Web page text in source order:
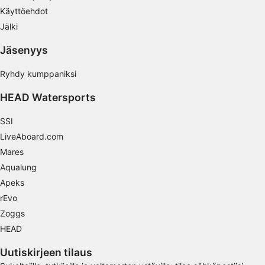
Käyttöehdot
Jälki
Jäsenyys
Ryhdy kumppaniksi
HEAD Watersports
SSI
LiveAboard.com
Mares
Aqualung
Apeks
rEvo
Zoggs
HEAD
Uutiskirjeen tilaus
Sisällön tehokkuuden mittaaminen
peräisin olevien tietojen, tilastojen tai
IAB:n erityispiirteet:
Tarkkojen sijaintitietojen käyttäminen
Tunnista laitteet aktiivisesti pyydettyjen
Muut kuin IAB:n käsittelytarkoitukset:
Välttämätön
Suorituskyky